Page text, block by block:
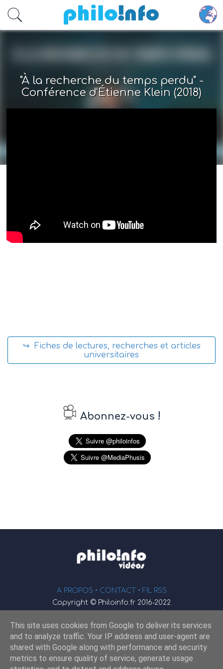
Accéder au contenu principal
"À la recherche du temps perdu" -
Conférence d'Étienne Klein (2018)
↪ Fiches de lectures, recherches et articles
universitaires
Abonnez-vous !
A PROPOS • CONTACT • FIL RSS
Copyright © Philoinfo.fr 2016-2022
φ
Webmaster : JEND
Retrouvez-nous sur
This site uses cookies from Google to deliver its services
and to analyze traffic. Your IP address and user-agent are
shared with Google along with performance and security
metrics to ensure quality of service, generate usage